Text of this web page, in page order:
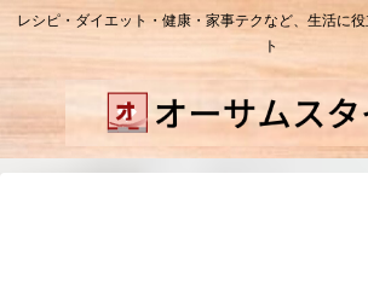
レシピ・ダイエット・健康・家事テクなど、生活に
ト